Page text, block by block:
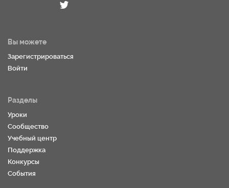
Вы можете
Зарегистрироваться
Войти
Разделы
Уроки
Сообщество
Учебный центр
Поддержка
Конкурсы
События